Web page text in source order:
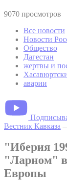
9070 просмотров
Все новости
Новости
Общество
Дагестан
жертвы и
аварии
Вестник Кавказа
"Иберия
"Ларном"
Европы